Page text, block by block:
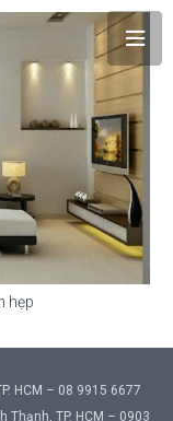
hẹp
HCM – 08 9915 6677
Thạnh, TP. HCM – 0903